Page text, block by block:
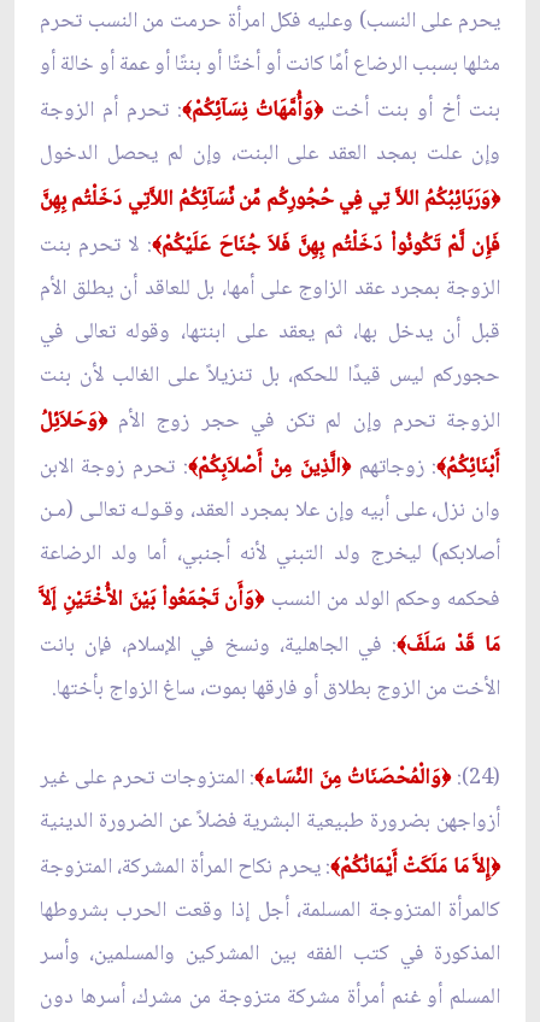
يحرم على النسب) وعليه فكل امرأة حرمت من النسب تحرم
مثلها بسبب الرضاع أمًا كانت أو أختًا أو بنتًا أو عمة أو خالة أو
بنت أخ أو بنت أخت﴿وَأُمَّهَاتُ نِسَآئِكُمْ﴾: تحرم أم الزوجة
وإن علت بمجد العقد على البنت، وإن لم يحصل الدخول
﴿وَرَبَائِبُكُمُ اللاَّ تِي فِي حُجُورِكُم مِّن نِّسَآئِكُمُ اللاَّتِي دَخَلْتُم بِهِنَّ
فَإِن لَّمْ تَكُونُواْ دَخَلْتُم بِهِنَّ فَلاَ جُنَاحَ عَلَيْكُمْ﴾: لا تحرم بنت
الزوجة بمجرد عقد الزاوج على أمها، بل للعاقد أن يطلق الأم
قبل أن يدخل بها، ثم يعقد على ابنتها، وقوله تعالى في
حجوركم ليس قيدًا للحكم، بل تنزيلاً على الغالب لأن بنت
الزوجة تحرم وإن لم تكن في حجر زوج الأم﴿وَحَلاَئِلُ
أَبْنَائِكُمُ﴾: زوجاتهم﴿الَّذِينَ مِنْ أَصْلاَبِكُمْ﴾: تحرم زوجة الابن
وان نزل، على أبيه وإن علا بمجرد العقد، وقـولـه تعالـى (مـن
أصلابكم) ليخرج ولد التبني لأنه أجنبي، أما ولد الرضاعة
فحكمه وحكم الولد من النسب﴿وَأَن تَجْمَعُواْ بَيْنَ الأُخْتَيْنِ إَلاَّ
مَا قَدْ سَلَفَ﴾: في الجاهلية، ونسخ في الإسلام، فإن بانت
الأخت من الزوج بطلاق أو فارقها بموت، ساغ الزواج بأختها.
(24): ﴿وَالْمُحْصَنَاتُ مِنَ النِّسَاء﴾: المتزوجات تحرم على غير
أزواجهن بضرورة طبيعية البشرية فضلاً عن الضرورة الدينية
﴿إِلاَّ مَا مَلَكَتْ أَيْمَانُكُمْ﴾: يحرم نكاح المرأة المشركة، المتزوجة
كالمرأة المتزوجة المسلمة، أجل إذا وقعت الحرب بشروطها
المذكورة في كتب الفقه بين المشركين والمسلمين، وأسر
المسلم أو غنم أمرأة مشركة متزوجة من مشرك، أسرها دون